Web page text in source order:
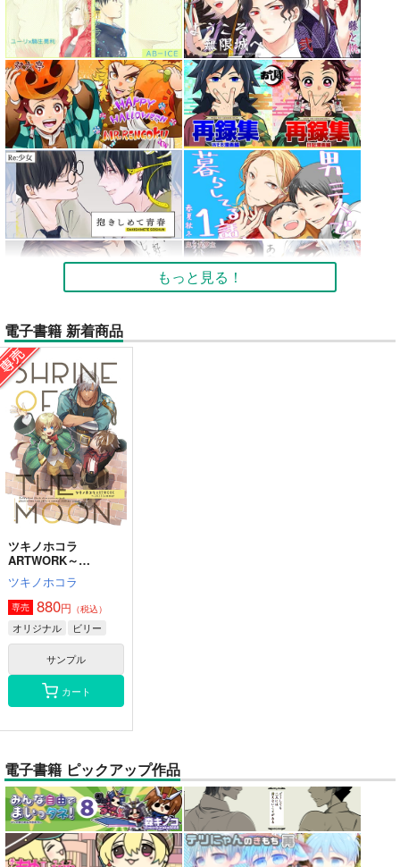
もっと見る！
電子書籍 新着商品
ツキノホコラ
ARTWORK～
2023Summer
ツキノホコラ
専売 880円 （税込）
オリジナル ビリー
サンプル
カート
電子書籍 ピックアップ作品